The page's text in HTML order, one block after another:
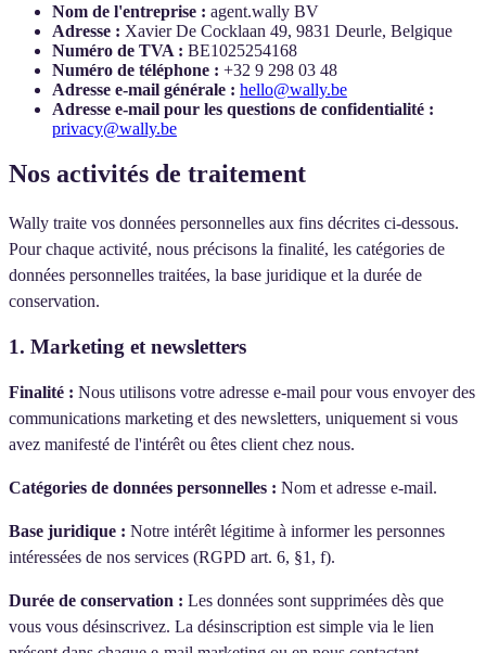
Nom de l'entreprise : agent.wally BV
Adresse : Xavier De Cocklaan 49, 9831 Deurle, Belgique
Numéro de TVA : BE1025254168
Numéro de téléphone : +32 9 298 03 48
Adresse e-mail générale : hello@wally.be
Adresse e-mail pour les questions de confidentialité :
privacy@wally.be
Nos activités de traitement
Wally traite vos données personnelles aux fins décrites ci-dessous.
Pour chaque activité, nous précisons la finalité, les catégories de
données personnelles traitées, la base juridique et la durée de
conservation.
1. Marketing et newsletters
Finalité : Nous utilisons votre adresse e-mail pour vous envoyer des
communications marketing et des newsletters, uniquement si vous
avez manifesté de l'intérêt ou êtes client chez nous.
Catégories de données personnelles : Nom et adresse e-mail.
Base juridique : Notre intérêt légitime à informer les personnes
intéressées de nos services (RGPD art. 6, §1, f).
Durée de conservation : Les données sont supprimées dès que
vous vous désinscrivez. La désinscription est simple via le lien